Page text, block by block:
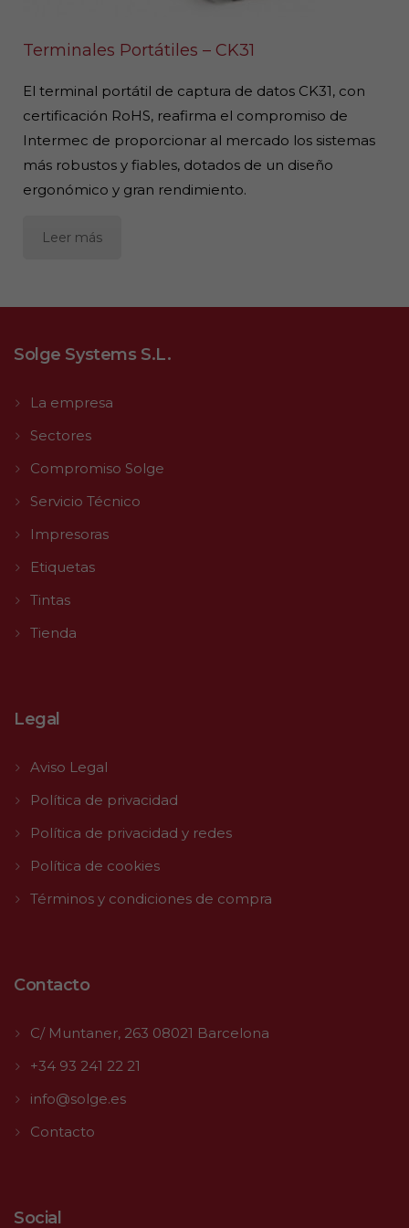
Terminales Portátiles – CK31
El terminal portátil de captura de datos CK31, con
certificación RoHS, reafirma el compromiso de
Intermec de proporcionar al mercado los sistemas
más robustos y fiables, dotados de un diseño
ergonómico y gran rendimiento.
Leer más
Solge Systems S.L.
La empresa
Sectores
Compromiso Solge
Servicio Técnico
Impresoras
Etiquetas
Tintas
Tienda
Legal
Aviso Legal
Política de privacidad
Política de privacidad y redes
Política de cookies
Términos y condiciones de compra
Contacto
C/ Muntaner, 263 08021 Barcelona
+34 93 241 22 21
info@solge.es
Contacto
Social